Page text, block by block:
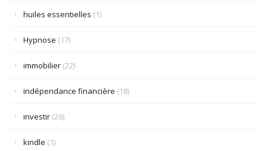
huiles essentielles (1)
Hypnose (17)
immobilier (22)
indépendance financière (18)
investir (26)
kindle (1)